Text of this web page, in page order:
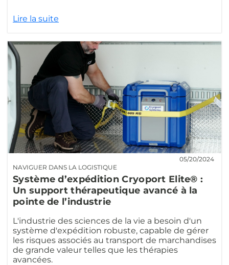
Lire la suite
NAVIGUER DANS LA LOGISTIQUE
05/20/2024
Système d’expédition Cryoport Elite® :
Un support thérapeutique avancé à la
pointe de l’industrie
L'industrie des sciences de la vie a besoin d'un
système d'expédition robuste, capable de gérer
les risques associés au transport de marchandises
de grande valeur telles que les thérapies
avancées.